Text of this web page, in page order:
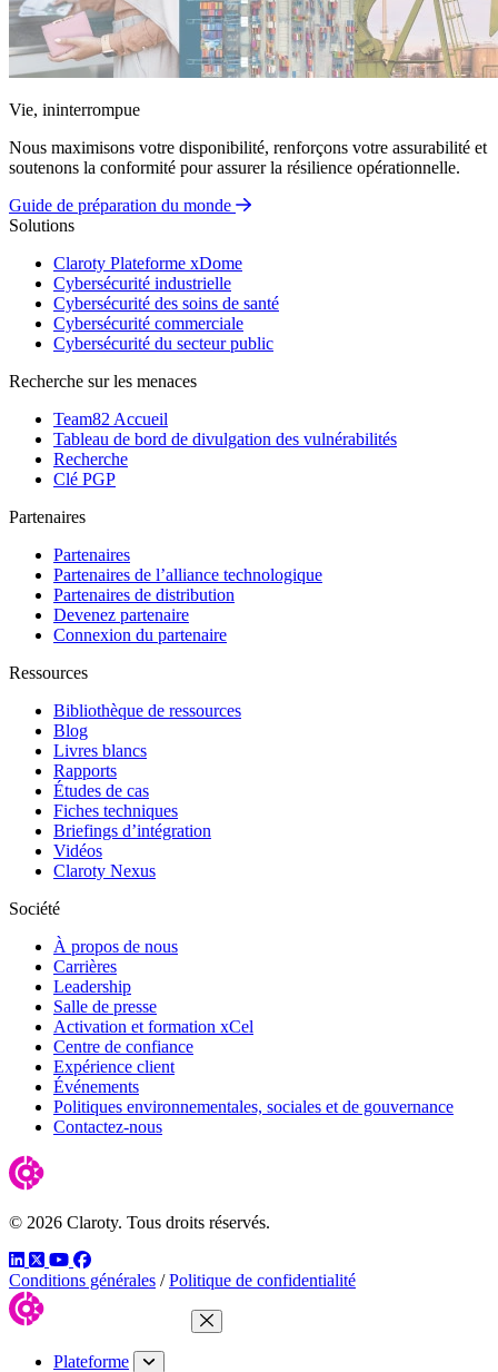
Vie, ininterrompue
Nous maximisons votre disponibilité, renforçons votre assurabilité et
soutenons la conformité pour assurer la résilience opérationnelle.
Guide de préparation du monde
Solutions
Claroty Plateforme xDome
Cybersécurité industrielle
Cybersécurité des soins de santé
Cybersécurité commerciale
Cybersécurité du secteur public
Recherche sur les menaces
Team82 Accueil
Tableau de bord de divulgation des vulnérabilités
Recherche
Clé PGP
Partenaires
Partenaires
Partenaires de l’alliance technologique
Partenaires de distribution
Devenez partenaire
Connexion du partenaire
Ressources
Bibliothèque de ressources
Blog
Livres blancs
Rapports
Études de cas
Fiches techniques
Briefings d’intégration
Vidéos
Claroty Nexus
Société
À propos de nous
Carrières
Leadership
Salle de presse
Activation et formation xCel
Centre de confiance
Expérience client
Événements
Politiques environnementales, sociales et de gouvernance
Contactez-nous
© 2026 Claroty. Tous droits réservés.
LinkedIn
TwitterYouTube
Facebook
Conditions générales / Politique de confidentialité
Fermer le menu
Plateforme